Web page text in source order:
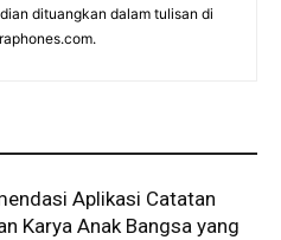
dituangkan dalam tulisan di
Aplikasi Catatan
Karya Anak Bangsa yang